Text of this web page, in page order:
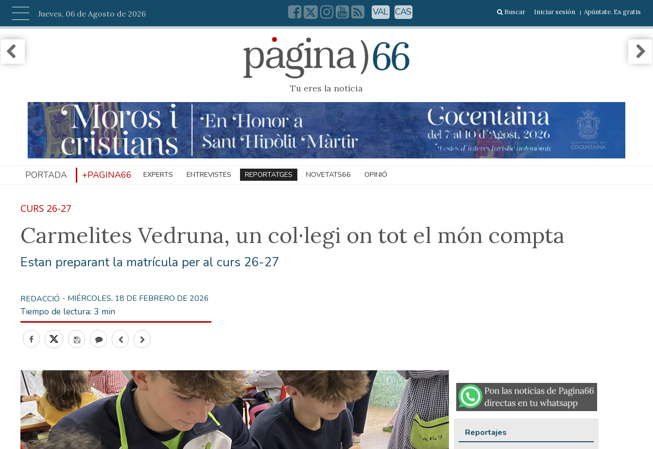
Jueves, 06 de Agosto de 2026 VAL CAS Buscar Iniciar sesión Apúntate. Es gratis
Tu eres la notícia
PORTADA +PAGINA66 EXPERTS ENTREVISTES REPORTATGES NOVETATS66 OPINIÓ
CURS 26-27
Carmelites Vedruna, un col·legi on tot el món compta
Estan preparant la matrícula per al curs 26-27
REDACCIÓ - MIÉRCOLES, 18 DE FEBRERO DE 2026
Tiempo de lectura: 3 min
Reportajes